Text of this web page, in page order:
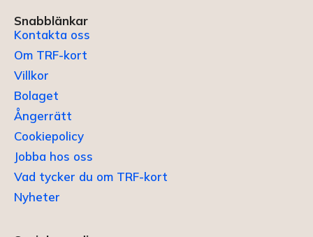
Snabblänkar
Kontakta oss
Om TRF-kort
Villkor
Bolaget
Ångerrätt
Cookiepolicy
Jobba hos oss
Vad tycker du om TRF-kort
Nyheter